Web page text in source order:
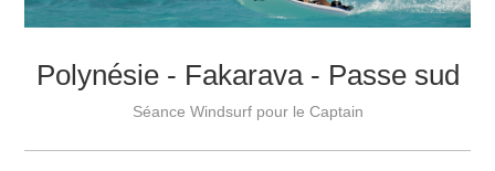
Polynésie - Fakarava - Passe sud
Séance Windsurf pour le Captain